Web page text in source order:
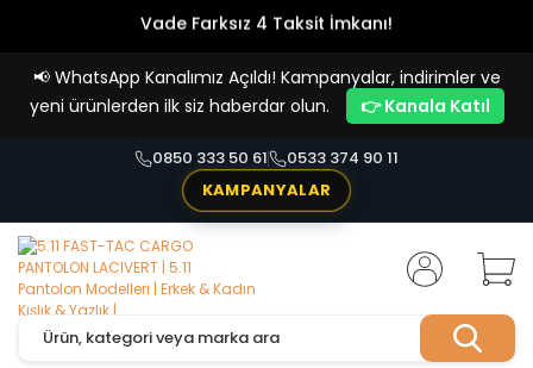
Vade Farksız 4 Taksit İmkanı!
📢 WhatsApp Kanalımız Açıldı! Kampanyalar, indirimler ve
yeni ürünlerden ilk siz haberdar olun.
👉 Kanala Katıl
0850 333 50 61
0533 374 90 11
KAMPANYALAR